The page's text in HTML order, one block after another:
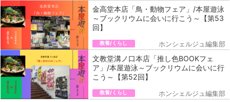
金高堂本店「鳥・動物フェア」/本屋遊泳
～ブックリウムに会いに行こう～【第53
回】
教養/くらし ホンシェルジュ編集部
文教堂溝ノ口本店「推し色BOOKフェ
ア」/本屋遊泳～ブックリウムに会いに行
こう～【第52回】
教養/くらし ホンシェルジュ編集部